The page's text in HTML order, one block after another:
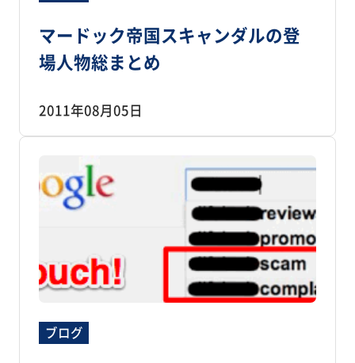
マードック帝国スキャンダルの登
場人物総まとめ
2011年08月05日
ブログ